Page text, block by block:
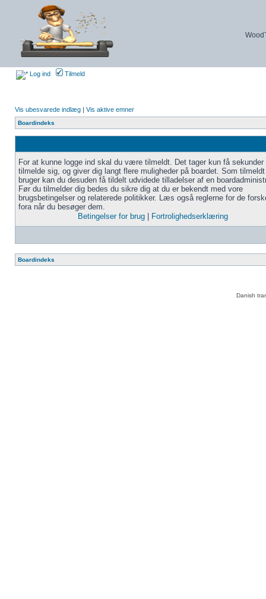
Log ind Tilmeld
Vis ubesvarede indlæg | Vis aktive emner
Boardindeks
For at kunne logge ind skal du være tilmeldt. Det tager kun få sekunder
tilmelde sig, og giver dig langt flere muligheder på boardet. Som tilmeldt
bruger kan du desuden få tildelt udvidede tilladelser af en
Før du tilmelder dig bedes du sikre dig at du er bekendt med vore
brugsbetingelser og relaterede politikker. Læs også reglerne for de
fora når du besøger dem.
Betingelser for brug
Fortrolighedserklæring
Boardindeks
Danish